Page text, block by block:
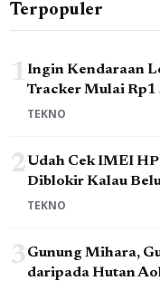
Terpopuler
1Ingin Kendaraan
Tracker Mulai Rp1
TEKNO
2Udah Cek IMEI
Diblokir Kalau
TEKNO
3Gunung Mihara,
daripada Hutan